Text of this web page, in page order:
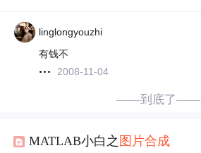
linglongyouzhi
有钱不
2008-11-04
——到底了——
MATLAB小白之 图片合成